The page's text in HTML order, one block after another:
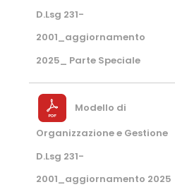
D.Lsg 231-
2001_aggiornamento
2025_ Parte Speciale
Modello di
Organizzazione e Gestione
D.Lsg 231-
2001_aggiornamento 2025